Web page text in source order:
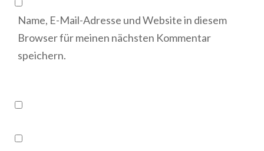
Name, E-Mail-Adresse und Website in diesem
Browser für meinen nächsten Kommentar
speichern.